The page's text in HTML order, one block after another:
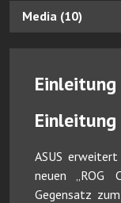
Media (10)
Einleitung
ASUS erweitert
neuen „ROG
Gegensatz